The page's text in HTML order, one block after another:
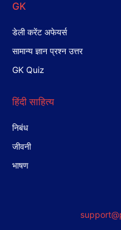
GK
डेली करेंट अफेयर्स
सामान्य ज्ञान प्रश्न उत्तर
GK Quiz
हिंदी साहित्य
निबंध
जीवनी
भाषण